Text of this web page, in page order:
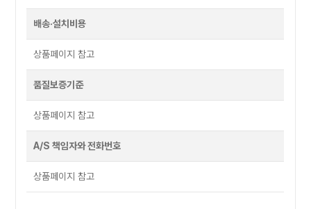
배송·설치비용
상품페이지 참고
품질보증기준
상품페이지 참고
A/S 책임자와 전화번호
상품페이지 참고